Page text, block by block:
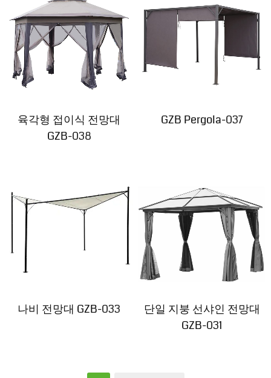
육각형 접이식 전망대
GZB-038
GZB Pergola-037
나비 전망대 GZB-033
단일 지붕 선샤인 전망대
GZB-031